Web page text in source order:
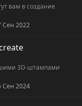
вам в создание
Сен 2022
3D-штампами
Сен 2024